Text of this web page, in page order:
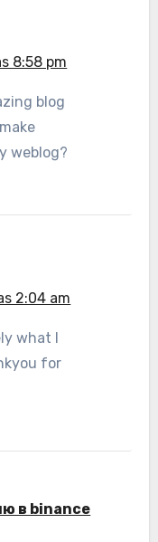
8:58 pm
blog
weblog?
2:04 am
what I
for
в binance